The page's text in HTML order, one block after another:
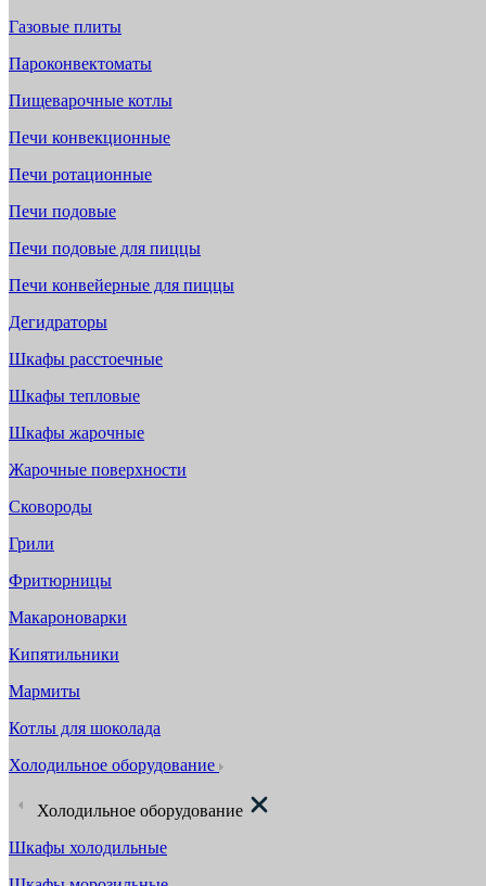
Газовые плиты
Пароконвектоматы
Пищеварочные котлы
Печи конвекционные
Печи ротационные
Печи подовые
Печи подовые для пиццы
Печи конвейерные для пиццы
Дегидраторы
Шкафы расстоечные
Шкафы тепловые
Шкафы жарочные
Жарочные поверхности
Сковороды
Грили
Фритюрницы
Макароноварки
Кипятильники
Мармиты
Котлы для шоколада
Холодильное оборудование
Холодильное оборудование
Шкафы холодильные